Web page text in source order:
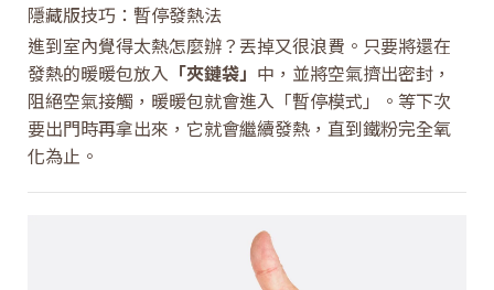
隱藏版技巧：暫停發熱法
進到室內覺得太熱怎麼辦？丟掉又很浪費。只要將還在
發熱的暖暖包放入 「夾鏈袋」 中，並將空氣擠出密封，
阻絕空氣接觸，暖暖包就會進入「暫停模式」。等下次
要出門時再拿出來，它就會繼續發熱，直到鐵粉完全氧
化為止。